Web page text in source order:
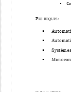

PRE REQUIS :



